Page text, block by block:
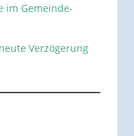
im Gemeinde-
Verzögerung